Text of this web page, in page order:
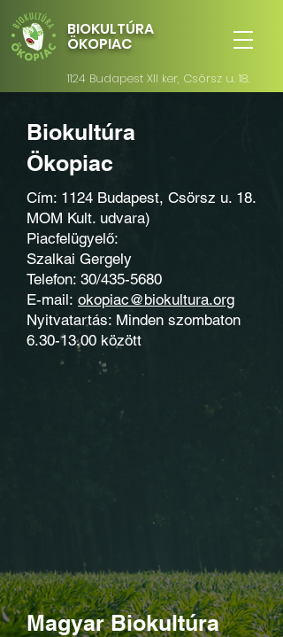
BIOKULTÚRA
ÖKOPIAC
1124 Budapest XII ker, Csörsz u. 18.
Biokultúra
Ökopiac
Cím: 1124 Budapest, Csörsz u. 18.
MOM Kult. udvara)
Piacfelügyelő:
Szalkai Gergely
Telefon: 30/435-5680
E-mail: okopiac@biokultura.org
Nyitvatartás: Minden szombaton
6.30-13.00 között
Magyar Biokultúra